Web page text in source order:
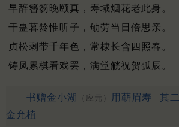
早辞簪笏晚颐真，寿域烟花老此身。
干蛊暮龄惟听子，劬劳当日倍思亲。
贞松剩带千年色，常棣长含四照春。
铸凤累棋看戏罢，满堂觥祝贺弧辰。
书赠金小湖 （应元） 用蕲眉寿 其二
金允植